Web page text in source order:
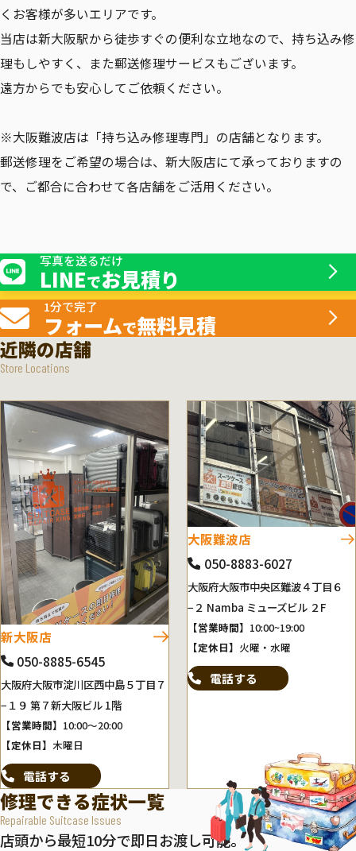
くお客様が多いエリアです。
当店は新大阪駅から徒歩すぐの便利な立地なので、持ち込み修
理もしやすく、また郵送修理サービスもございます。
遠方からでも安心してご依頼ください。
※大阪難波店は「持ち込み修理専門」の店舗となります。
郵送修理をご希望の場合は、新大阪店にて承っておりますの
で、ご都合に合わせて各店舗をご活用ください。
写真を送るだけ
LINEでお見積り
1分で完了
フォームで無料見積
近隣の店舗
Store Locations
新大阪店
050-8885-6545
大阪府大阪市淀川区西中島５丁目７
−１９ 第７新大阪ビル 1階
【営業時間】 10:00～20:00
【定休日】 木曜日
電話する
大阪難波店
050-8883-6027
大阪府大阪市中央区難波４丁目６
−２ Namba ミューズビル ２F
【営業時間】 10:00~19:00
【定休日】 火曜・水曜
電話する
修理できる症状一覧
Repairable Suitcase Issues
店頭から最短10分で即日お渡し可能。